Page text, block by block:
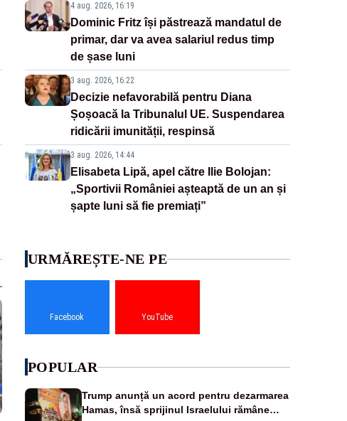
4 aug. 2026, 16:19
Dominic Fritz își păstrează mandatul de
primar, dar va avea salariul redus timp
de șase luni
3 aug. 2026, 16:22
Decizie nefavorabilă pentru Diana
Șoșoacă la Tribunalul UE. Suspendarea
ridicării imunității, respinsă
3 aug. 2026, 14:44
Elisabeta Lipă, apel către Ilie Bolojan:
„Sportivii României așteaptă de un an și
șapte luni să fie premiați”
URMĂREȘTE-NE PE
Facebook YouTube
POPULAR
Trump anunță un acord pentru dezarmarea
Hamas, însă sprijinul Israelului rămâne